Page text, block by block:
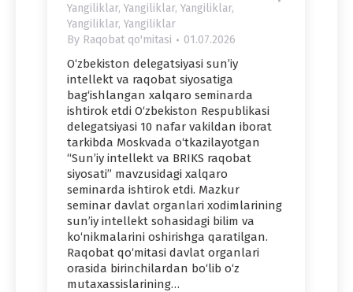
Yangiliklar, Yangiliklar, Yangiliklar,
Yangiliklar, Yangiliklar
By Raqobat qo'mitasi 01.07.2026
O‘zbekiston delegatsiyasi sun’iy
intellekt va raqobat siyosatiga
bag‘ishlangan xalqaro seminarda
ishtirok etdi O‘zbekiston Respublikasi
delegatsiyasi 10 nafar vakildan iborat
tarkibda Moskvada o‘tkazilayotgan
“Sun’iy intellekt va BRIKS raqobat
siyosati” mavzusidagi xalqaro
seminarda ishtirok etdi. Mazkur
seminar davlat organlari xodimlarining
sun’iy intellekt sohasidagi bilim va
ko‘nikmalarini oshirishga qaratilgan.
Raqobat qo‘mitasi davlat organlari
orasida birinchilardan bo‘lib o‘z
mutaxassislarining…